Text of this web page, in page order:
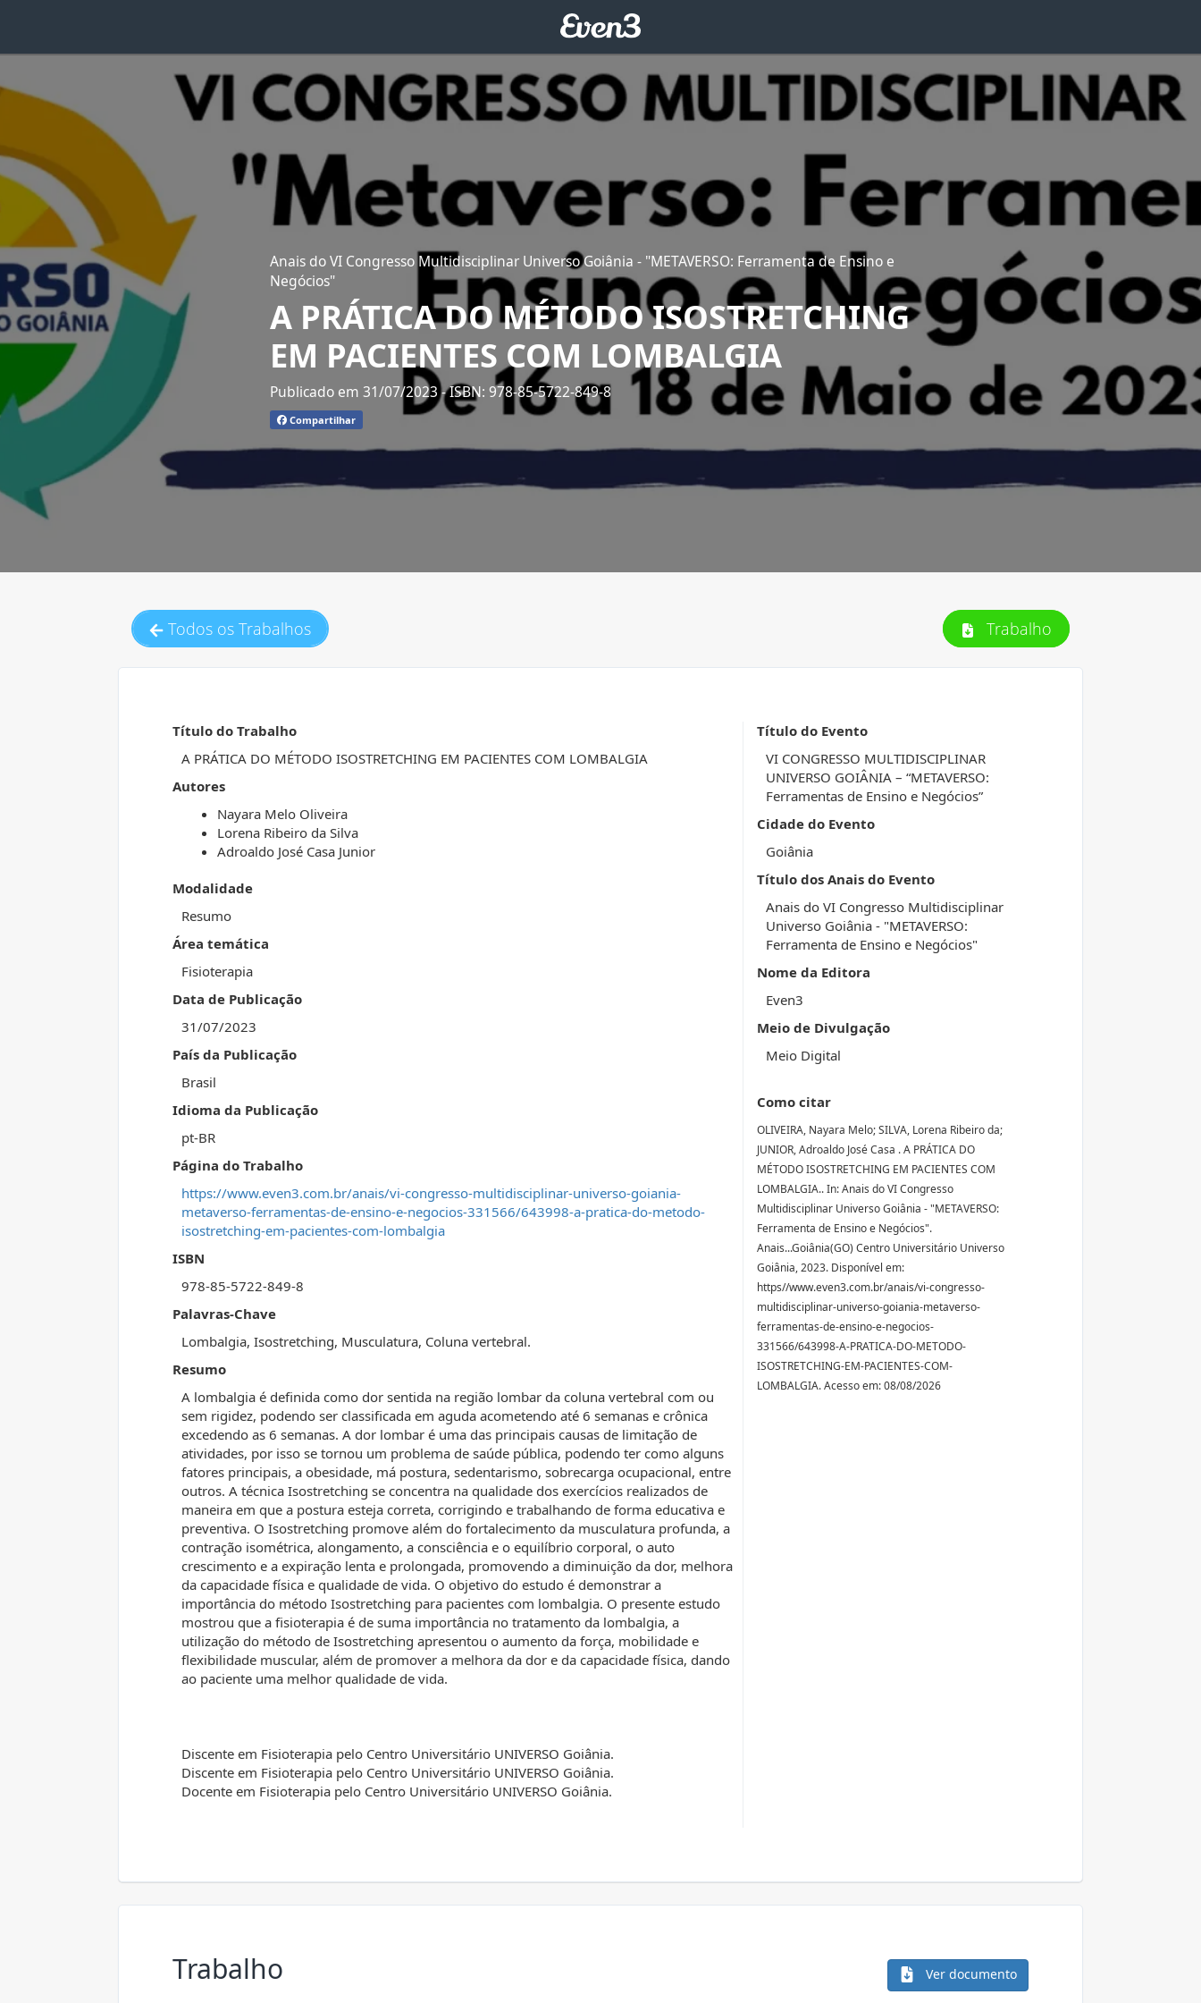
Anais do VI Congresso Multidisciplinar Universo Goiânia - "METAVERSO: Ferramenta de Ensino e
Negócios"
A PRÁTICA DO MÉTODO ISOSTRETCHING
EM PACIENTES COM LOMBALGIA
Publicado em 31/07/2023- ISBN: 978-85-5722-849-8
Compartilhar
Todos os Trabalhos Trabalho
Título do Trabalho
A PRÁTICA DO MÉTODO ISOSTRETCHING EM PACIENTES COM LOMBALGIA
Autores
Nayara Melo Oliveira
Lorena Ribeiro da Silva
Adroaldo José Casa Junior
Modalidade
Resumo
Área temática
Fisioterapia
Data de Publicação
31/07/2023
País da Publicação
Brasil
Idioma da Publicação
pt-BR
Página do Trabalho
https://www.even3.com.br/anais/vi-congresso-multidisciplinar-universo-goiania-
metaverso-ferramentas-de-ensino-e-negocios-331566/643998-a-pratica-do-metodo-
isostretching-em-pacientes-com-lombalgia
ISBN
978-85-5722-849-8
Palavras-Chave
Lombalgia, Isostretching, Musculatura, Coluna vertebral.
Resumo
A lombalgia é definida como dor sentida na região lombar da coluna vertebral com ou
sem rigidez, podendo ser classificada em aguda acometendo até 6 semanas e crônica
excedendo as 6 semanas. A dor lombar é uma das principais causas de limitação de
atividades, por isso se tornou um problema de saúde pública, podendo ter como alguns
fatores principais, a obesidade, má postura, sedentarismo, sobrecarga ocupacional, entre
outros. A técnica Isostretching se concentra na qualidade dos exercícios realizados de
maneira em que a postura esteja correta, corrigindo e trabalhando de forma educativa e
preventiva. O Isostretching promove além do fortalecimento da musculatura profunda, a
contração isométrica, alongamento, a consciência e o equilíbrio corporal, o auto
crescimento e a expiração lenta e prolongada, promovendo a diminuição da dor, melhora
da capacidade física e qualidade de vida. O objetivo do estudo é demonstrar a
importância do método Isostretching para pacientes com lombalgia. O presente estudo
mostrou que a fisioterapia é de suma importância no tratamento da lombalgia, a
utilização do método de Isostretching apresentou o aumento da força, mobilidade e
flexibilidade muscular, além de promover a melhora da dor e da capacidade física, dando
ao paciente uma melhor qualidade de vida.
Discente em Fisioterapia pelo Centro Universitário UNIVERSO Goiânia.
Discente em Fisioterapia pelo Centro Universitário UNIVERSO Goiânia.
Docente em Fisioterapia pelo Centro Universitário UNIVERSO Goiânia.
Título do Evento
VI CONGRESSO MULTIDISCIPLINAR
UNIVERSO GOIÂNIA – “METAVERSO:
Ferramentas de Ensino e Negócios”
Cidade do Evento
Goiânia
Título dos Anais do Evento
Anais do VI Congresso Multidisciplinar
Universo Goiânia - "METAVERSO:
Ferramenta de Ensino e Negócios"
Nome da Editora
Even3
Meio de Divulgação
Meio Digital
Como citar
OLIVEIRA, Nayara Melo; SILVA, Lorena Ribeiro da;
JUNIOR, Adroaldo José Casa . A PRÁTICA DO
MÉTODO ISOSTRETCHING EM PACIENTES COM
LOMBALGIA.. In: Anais do VI Congresso
Multidisciplinar Universo Goiânia - "METAVERSO:
Ferramenta de Ensino e Negócios".
Anais...Goiânia(GO) Centro Universitário Universo
Goiânia, 2023. Disponível em:
https//www.even3.com.br/anais/vi-congresso-
multidisciplinar-universo-goiania-metaverso-
ferramentas-de-ensino-e-negocios-
331566/643998-A-PRATICA-DO-METODO-
ISOSTRETCHING-EM-PACIENTES-COM-
LOMBALGIA. Acesso em: 08/08/2026
Trabalho Ver documento